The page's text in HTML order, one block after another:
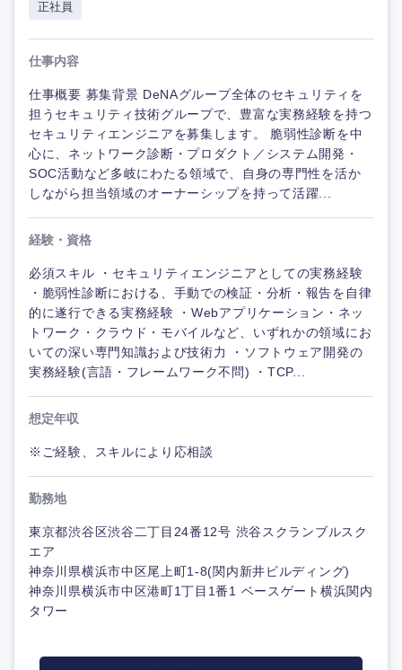
正社員
仕事内容
仕事概要 募集背景 DeNAグループ全体のセキュリティを
担うセキュリティ技術グループで、豊富な実務経験を持つ
セキュリティエンジニアを募集します。 脆弱性診断を中
心に、ネットワーク診断・プロダクト／システム開発・
SOC活動など多岐にわたる領域で、自身の専門性を活か
しながら担当領域のオーナーシップを持って活躍...
経験・資格
必須スキル ・セキュリティエンジニアとしての実務経験
・脆弱性診断における、手動での検証・分析・報告を自律
的に遂行できる実務経験 ・Webアプリケーション・ネッ
トワーク・クラウド・モバイルなど、いずれかの領域にお
いての深い専門知識および技術力 ・ソフトウェア開発の
実務経験(言語・フレームワーク不問) ・TCP...
想定年収
※ご経験、スキルにより応相談
勤務地
東京都渋谷区渋谷二丁目24番12号 渋谷スクランブルスク
エア
神奈川県横浜市中区尾上町1-8(関内新井ビルディング)
神奈川県横浜市中区港町1丁目1番1 ベースゲート横浜関内
タワー